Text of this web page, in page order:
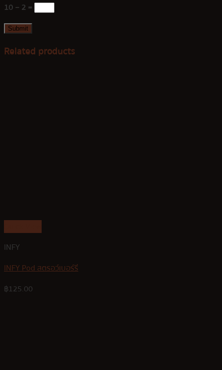
10 − 2 =
Related products
INFY
INFY Pod สตรอว์เบอร์รี
฿125.00